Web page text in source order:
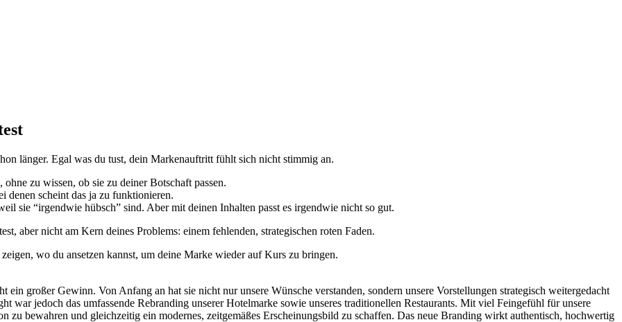
länger. Egal was du tust, dein Markenauftritt fühlt sich nicht stimmig an.
zu wissen, ob sie zu deiner Botschaft passen.
denen scheint das ja zu funktionieren.
sie “irgendwie hübsch” sind. Aber mit deinen Inhalten passt es irgendwie nicht so gut.
aber nicht am Kern deines Problems: einem fehlenden, strategischen roten Faden.
wo du ansetzen kannst, um deine Marke wieder auf Kurs zu bringen.
großer Gewinn. Von Anfang an hat sie nicht nur unsere Wünsche verstanden, sondern unsere Vorstellungen strategisch weitergedacht
war jedoch das umfassende Rebranding unserer Hotelmarke sowie unseres traditionellen Restaurants. Mit viel Feingefühl für unsere
zu bewahren und gleichzeitig ein modernes, zeitgemäßes Erscheinungsbild zu schaffen. Das neue Branding wirkt authentisch, hochwertig